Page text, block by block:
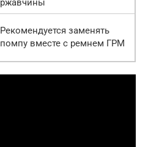
Рекомендуется заменять
помпу вместе с ремнем ГРМ